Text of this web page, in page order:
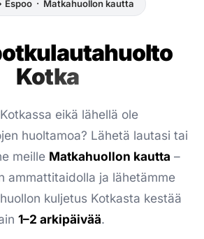
Espoo · Matkahuollon kautta
Kotka
eikä lähellä ole
huoltamoa? Lähetä lautasi tai
meille Matkahuollon kautta –
ammattitaidolla ja lähetämme
kuljetus Kotkasta kestää
1–2 arkipäivää.